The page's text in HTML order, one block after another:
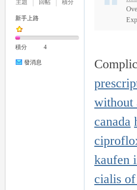
主題 回帖 積分
新手上路
積分 4
發消息
without
canada
kaufen
cialis of